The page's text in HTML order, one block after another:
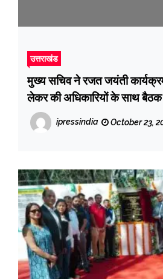
उत्तराखंड
मुख्य सचिव ने रजत जयंती
लेकर की अधिकारियों के साथ बैठक
ipressindia October 23,